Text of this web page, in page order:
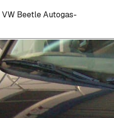
VW BeetleAutogas-